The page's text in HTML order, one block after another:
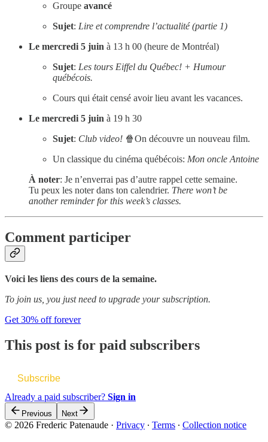
Groupe avancé
Sujet: Lire et comprendre l’actualité (partie 1)
Le mercredi 5 juin à 13 h 00 (heure de Montréal)
Sujet: Les tours Eiffel du Québec! + Humour
québécois.
Cours qui était censé avoir lieu avant les vacances.
Le mercredi 5 juin à 19 h 30
Sujet: Club video! 🍿On découvre un nouveau film.
Un classique du cinéma québécois: Mon oncle Antoine
À noter: Je n’enverrai pas d’autre rappel cette semaine.
Tu peux les noter dans ton calendrier. There won’t be
another reminder for this week’s classes.
Comment participer
Voici les liens des cours de la semaine.
To join us, you just need to upgrade your subscription.
Get 30% off forever
This post is for paid subscribers
Subscribe
Already a paid subscriber? Sign in
Previous Next
© 2026 Frederic Patenaude · Privacy ∙ Terms ∙ Collection notice